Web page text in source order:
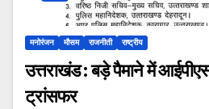
मनोरंजन मौसम राजनीती राष्ट्रीय
उत्तराखंड : बड़े पैमाने में
ट्रांसफर